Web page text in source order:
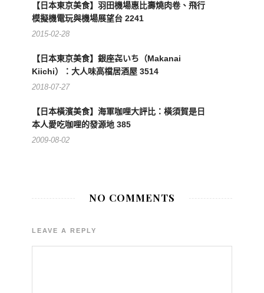
【日本東京美食】羽田機場惠比壽燒肉卷、飛行
模擬機電玩與機場展望台 2241
2015-02-28
【日本東京美食】銀座㐂いち（Makanai
Kiichi）：大人味高檔居酒屋 3514
2018-07-27
【日本橫濱美食】海軍咖哩大評比：橫須賀是日
本人愛吃咖哩的發源地 385
2009-08-02
NO COMMENTS
LEAVE A REPLY